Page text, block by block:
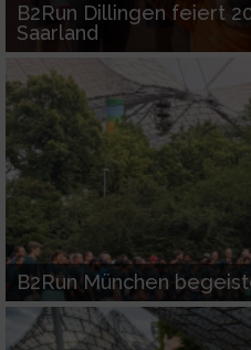
B2Run Dillingen feiert
Saarland
B2Run München